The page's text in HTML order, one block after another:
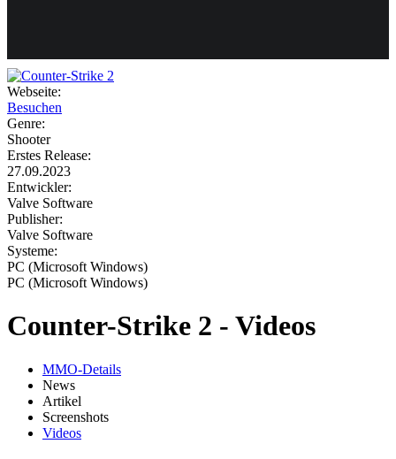
Webseite:
Besuchen
Genre:
Shooter
Erstes Release:
27.09.2023
Entwickler:
Valve Software
Publisher:
Valve Software
Systeme:
PC (Microsoft Windows)
PC (Microsoft Windows)
Counter-Strike 2 - Videos
MMO-Details
News
Artikel
Screenshots
Videos